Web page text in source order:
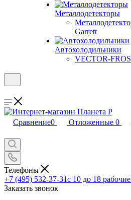
Металлодетекторы
Garrett
Автохолодильники
VECTOR-
Сравнение0 Отложенные 0
Телефоны
+7 (495) 532-37-31с 10 до 18
Заказать звонок